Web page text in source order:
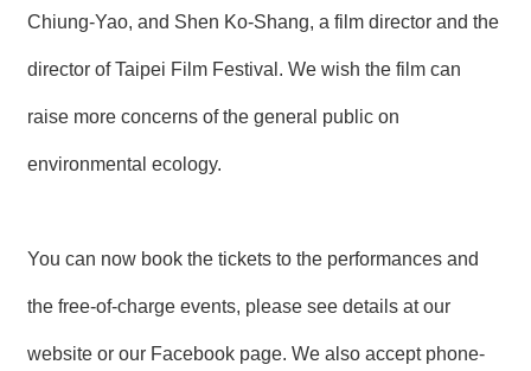
Chiung-Yao, and Shen Ko-Shang, a film director and the
director of Taipei Film Festival. We wish the film can
raise more concerns of the general public on
environmental ecology.
You can now book the tickets to the performances and
the free-of-charge events, please see details at our
website or our Facebook page. We also accept phone-